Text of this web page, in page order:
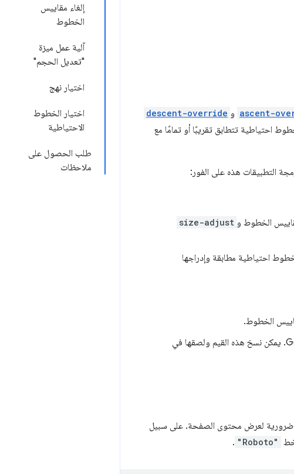
إلغاء مقاييس
الخطوط
آلية عمل ميزة
"تعديل الحجم"
اختيار نهج
اختيار الخطوط
الاحتياطية
طلب الحصول على
ملاحظات
ascent- و descent-override
احتياطية تتطابق تقريبًا أو تمامًا مع
التطبيقات هذه على الفور:
الخطوط و size-adjust
احتياطية مطابقة وإدراجها
الخطوط.
على عمليات إلغاء مقياس الخط لجميع الخطوط التي تستضيفها Google Fonts. يمكن نسخ هذه القيم ولصقها في
ضرورية لعرض محتوى الصفحة. على سبيل
"Roboto"
.